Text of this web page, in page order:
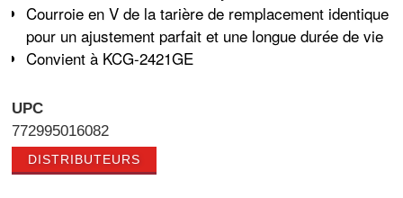
Courroie en V de la tarière de remplacement identique
pour un ajustement parfait et une longue durée de vie
Convient à KCG-2421GE
UPC
772995016082
DISTRIBUTEURS